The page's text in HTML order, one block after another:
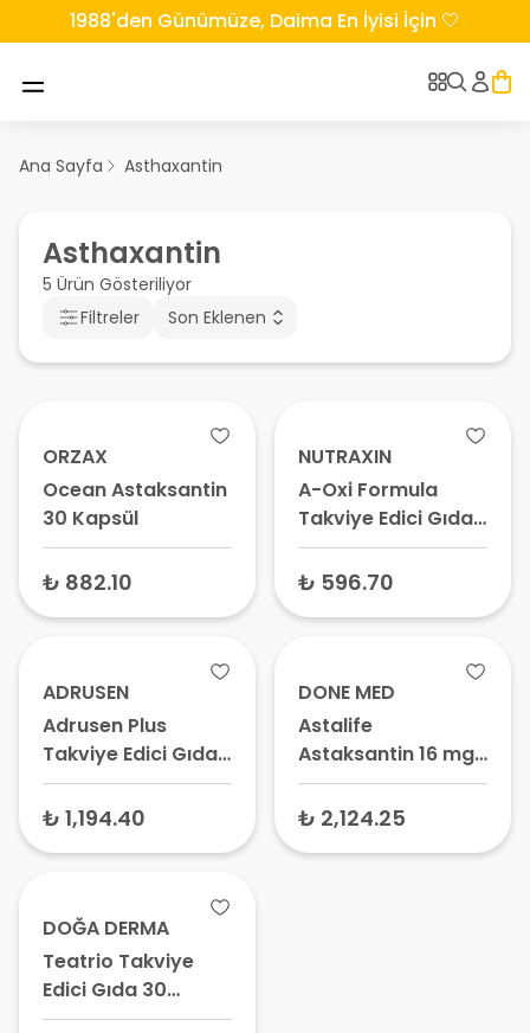
1988'den Günümüze, Daima En İyisi İçin 🤍
Ana Sayfa Asthaxantin
Asthaxantin
5 Ürün Gösteriliyor
Filtreler
Son Eklenen
ORZAX
Ocean Astaksantin
30 Kapsül
₺ 882.10
NUTRAXIN
A-Oxi Formula
Takviye Edici Gıda
60 Tablet
₺ 596.70
ADRUSEN
Adrusen Plus
Takviye Edici Gıda
30 Kapsül
₺ 1,194.40
DONE MED
Astalife
Astaksantin 16 mg
DHA 500 mg
Takviye Edici Gıda
₺ 2,124.25
DOĞA DERMA
Teatrio Takviye
Edici Gıda 30
Kapsül